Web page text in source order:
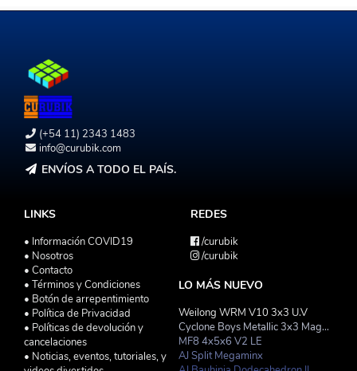
(+54 11) 2343 1483
info@curubik.com
ENVÍOS A TODO EL PAÍS.
LINKS
• Información COVID19
• Nosotros
• Contacto
• Términos y Condiciones
• Botón de arrepentimiento
• Política de Privacidad
• Políticas de devolución y
cancelaciones
• Noticias, eventos, tutoriales, y
REDES
/curubik
/curubik
LO MÁS NUEVO
Weilong WRM V10 3x3 U.V
Cyclone Boys Metallic 3x3 Magnetico Macaron
MF8 4x5x6 V2 LE
AJ Split Megaminx